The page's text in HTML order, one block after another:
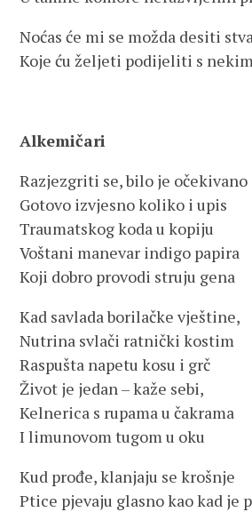
Noćas će mi se možda desiti
Koje ću željeti podijeliti s
Alkemičari
Razjezgriti se, bilo je očekivano
Gotovo izvjesno koliko i upis
Traumatskog koda u kopiju
Voštani manevar indigo papira
Koji dobro provodi struju gena
Kad savlada borilačke vještine,
Nutrina svlači ratnički kostim
Raspušta napetu kosu i grč
Život je jedan – kaže sebi,
Kelnerica s rupama u čakrama
I limunovom tugom u oku
Kud prođe, klanjaju se krošnje
Ptice pjevaju glasno kao kad je